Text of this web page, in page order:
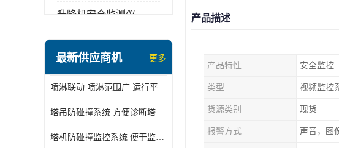
升降机安全监测仪
最新供应商机 更多
喷淋联动 喷淋范围广 运行平稳 噪音小
塔吊防碰撞系统 方便诊断塔机状态 自动变焦智能化跟踪
塔机防碰撞监控系统 便于监督和管理 主要应用于塔机的实时监控
产品描述
产品特性 安全监控
类型 视频监控
货源类别 现货
报警方式 声音，图